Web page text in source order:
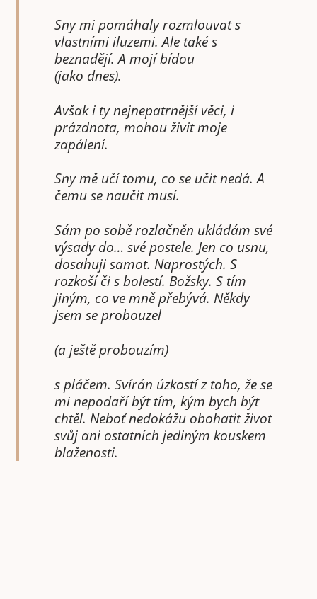
Sny mi pomáhaly rozmlouvat s
vlastními iluzemi. Ale také s
beznadějí. A mojí bídou
(jako dnes).
Avšak i ty nejnepatrnější věci, i
prázdnota, mohou živit moje
zapálení.
Sny mě učí tomu, co se učit nedá. A
čemu se naučit musí.
Sám po sobě rozlačněn ukládám své
výsady do… své postele. Jen co usnu,
dosahuji samot. Naprostých. S
rozkoší či s bolestí. Božsky. S tím
jiným, co ve mně přebývá. Někdy
jsem se probouzel
(a ještě probouzím)
s pláčem. Svírán úzkostí z toho, že se
mi nepodaří být tím, kým bych být
chtěl. Neboť nedokážu obohatit život
svůj ani ostatních jediným kouskem
blaženosti.